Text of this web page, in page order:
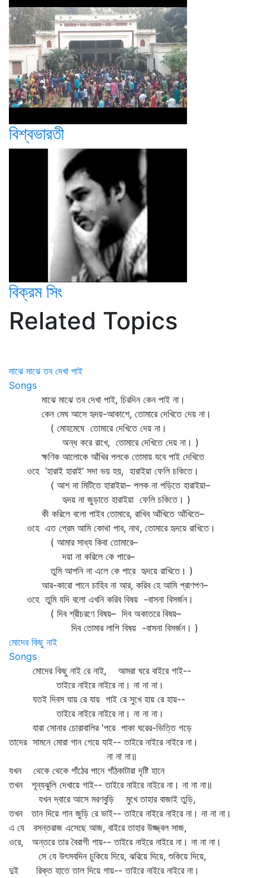
বিশ্বভারতী
বিক্রম সিং
Related Topics
মাঝে মাঝে তব দেখা পাই
Songs
মাঝে মাঝে তব দেখা পাই, চিরদিন কেন পাই না।
কেন মেঘ আসে হৃদয়-আকাশে, তোমারে দেখিতে দেয় না।
( মোহমেঘে তোমারে দেখিতে দেয় না।
অন্ধ করে রাখে, তোমারে দেখিতে দেয় না। )
ক্ষণিক আলোকে আঁখির পলকে তোমায় যবে পাই দেখিতে
ওহে ‘হারাই হারাই’ সদা ভয় হয়, হারাইয়া ফেলি চকিতে।
( আশ না মিটিতে হারাইয়া– পলক না পড়িতে হারাইয়া–
হৃদয় না জুড়াতে হারাইয়া ফেলি চকিতে। )
কী করিলে বলো পাইব তোমারে, রাখিব আঁখিতে আঁখিতে–
ওহে এত প্রেম আমি কোথা পাব, নাথ, তোমারে হৃদয়ে রাখিতে।
( আমার সাধ্য কিবা তোমারে–
দয়া না করিলে কে পারে–
তুমি আপনি না এলে কে পারে হৃদয়ে রাখিতে। )
আর-কারো পানে চাহিব না আর, করিব হে আমি প্রাণপণ–
ওহে তুমি যদি বলো এখনি করিব বিষয় -বাসনা বিসর্জন।
( দিব শ্রীচরণে বিষয়– দিব অকাতরে বিষয়–
দিব তোমার লাগি বিষয় -বাসনা বিসর্জন। )
মোদের কিছু নাই
Songs
মোদের কিছু নাই রে নাই, আমরা ঘরে বাইরে গাই--
তাইরে নাইরে নাইরে না। না না না।
যতই দিবস যায় রে যায় গাই রে সুখে হায় রে হায়--
তাইরে নাইরে নাইরে না। না না না।
যারা সোনার চোরাবালির 'পরে পাকা ঘরের-ভিত্তি গড়ে
তাদের সামনে মোরা গান গেয়ে যাই-- তাইরে নাইরে নাইরে না।
না না না॥
যখন থেকে থেকে গাঁঠের পানে গাঁঠকাটারা দৃষ্টি হানে
তখন শূন্যঝুলি দেখায়ে গাই-- তাইরে নাইরে নাইরে না। না না না॥
যখন দ্বারে আসে মরণবুড়ি মুখে তাহার বাজাই তুড়ি,
তখন তান দিয়ে গান জুড়ি রে ভাই-- তাইরে নাইরে নাইরে না। না না না।
এ যে বসন্তরাজ এসেছে আজ, বাইরে তাহার উজ্জ্বল সাজ,
ওরে, অন্তরে তার বৈরাগী গায়-- তাইরে নাইরে নাইরে না। না না না।
সে যে উৎসবদিন চুকিয়ে দিয়ে, ঝরিয়ে দিয়ে, শুকিয়ে দিয়ে,
দুই রিক্ত হাতে তাল দিয়ে গায়-- তাইরে নাইরে নাইরে না।